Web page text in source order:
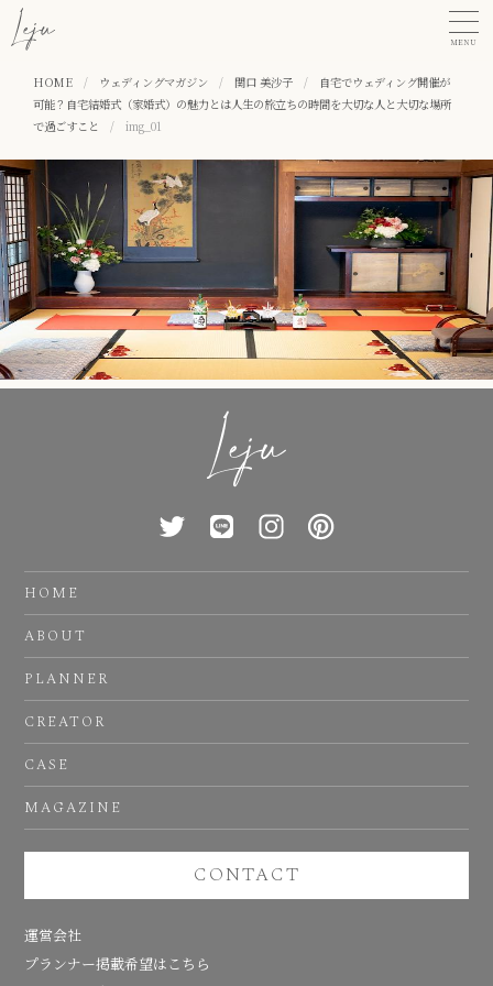
MENU
HOME / ウェディングマガジン / 関口 美沙子 /
自宅でウェディング開催が
可能？自宅結婚式（家婚式）の魅力とは人生の旅立ちの時間を大切な人と大切な場所
で過ごすこと
/ img_01
HOME
ABOUT
PLANNER
CREATOR
CASE
MAGAZINE
CONTACT
運営会社
プランナー掲載希望はこちら